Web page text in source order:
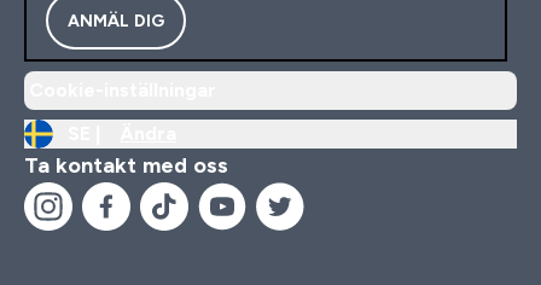
ANMÄL DIG
Ta kontakt med oss